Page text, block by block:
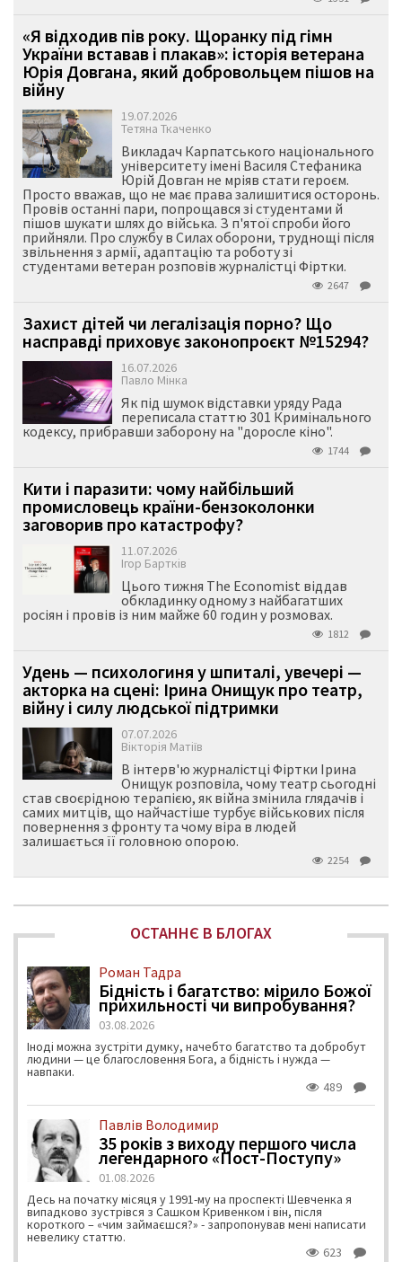
«Я відходив пів року. Щоранку під гімн
України вставав і плакав»: історія ветерана
Юрія Довгана, який добровольцем пішов на
війну
19.07.2026
Тетяна Ткаченко
Викладач Карпатського національного
університету імені Василя Стефаника
Юрій Довган не мріяв стати героєм.
Просто вважав, що не має права залишитися осторонь.
Провів останні пари, попрощався зі студентами й
пішов шукати шлях до війська. З п'ятої спроби його
прийняли. Про службу в Силах оборони, труднощі після
звільнення з армії, адаптацію та роботу зі
студентами ветеран розповів журналістці Фіртки.
2647
Захист дітей чи легалізація порно? Що
насправді приховує законопроєкт №15294?
16.07.2026
Павло Мінка
Як під шумок відставки уряду Рада
переписала статтю 301 Кримінального
кодексу, прибравши заборону на "доросле кіно".
1744
Кити і паразити: чому найбільший
промисловець країни-бензоколонки
заговорив про катастрофу?
11.07.2026
Ігор Бартків
Цього тижня The Economist віддав
обкладинку одному з найбагатших
росіян і провів із ним майже 60 годин у розмовах.
1812
Удень — психологиня у шпиталі, увечері —
акторка на сцені: Ірина Онищук про театр,
війну і силу людської підтримки
07.07.2026
Вікторія Матіїв
В інтерв'ю журналістці Фіртки Ірина
Онищук розповіла, чому театр сьогодні
став своєрідною терапією, як війна змінила глядачів і
самих митців, що найчастіше турбує військових після
повернення з фронту та чому віра в людей
залишається її головною опорою.
2254
ОСТАННЄ В БЛОГАХ
Роман Тадра
Бідність і багатство: мірило Божої
прихильності чи випробування?
03.08.2026
Іноді можна зустріти думку, начебто багатство та добробут
людини — це благословення Бога, а бідність і нужда —
навпаки.
489
Павлів Володимир
35 років з виходу першого числа
легендарного «Пост-Поступу»
01.08.2026
Десь на початку місяця у 1991-му на проспекті Шевченка я
випадково зустрівся з Сашком Кривенком і він, після
короткого – «чим займаєшся?» - запропонував мені написати
невелику статтю.
623